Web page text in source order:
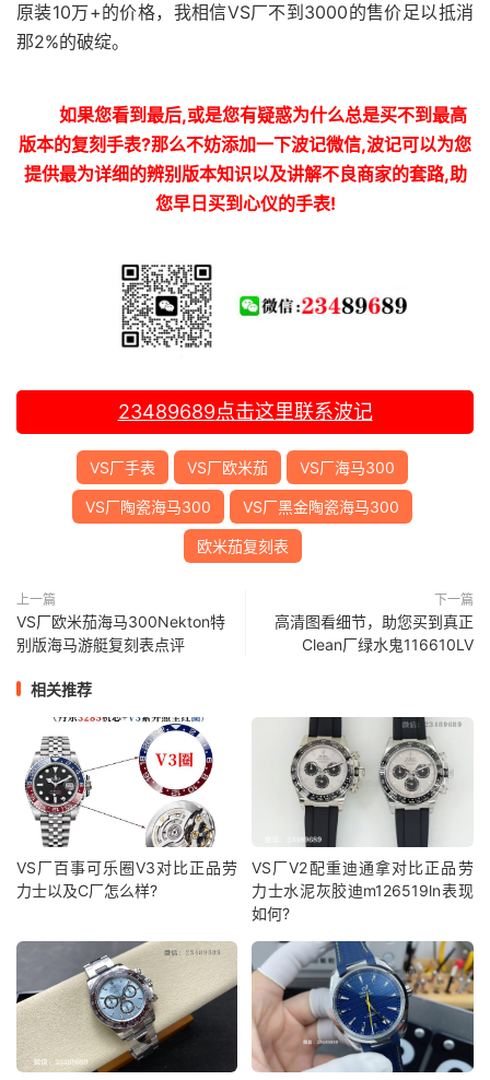
原装10万+的价格，我相信VS厂不到3000的售价足以抵消
那2%的破绽。
如果您看到最后,或是您有疑惑为什么总是买不到最高
版本的复刻手表?那么不妨添加一下波记微信,波记可以为您
提供最为详细的辨别版本知识以及讲解不良商家的套路,助
您早日买到心仪的手表!
23489689点击这里联系波记
VS厂手表 VS厂欧米茄 VS厂海马300
VS厂陶瓷海马300 VS厂黑金陶瓷海马300
欧米茄复刻表
上一篇
VS厂欧米茄海马300Nekton特
别版海马游艇复刻表点评
下一篇
高清图看细节，助您买到真正
Clean厂绿水鬼116610LV
相关推荐
VS厂百事可乐圈V3对比正品劳
力士以及C厂怎么样?
VS厂V2配重迪通拿对比正品劳
力士水泥灰胶迪m126519ln表现
如何?